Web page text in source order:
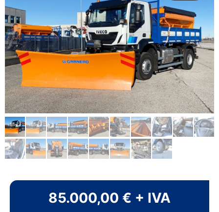
85.000,00 € + IVA